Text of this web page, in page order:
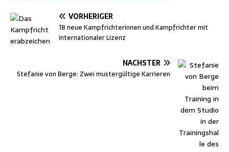
VORHERIGER
18 neue Kampf­rich­te­rin­nen und Kampf­rich­ter mit
inter­na­tio­na­ler Lizenz
NÄCHSTER
Ste­fa­nie von Ber­ge: Zwei mus­ter­gül­ti­ge Karrieren